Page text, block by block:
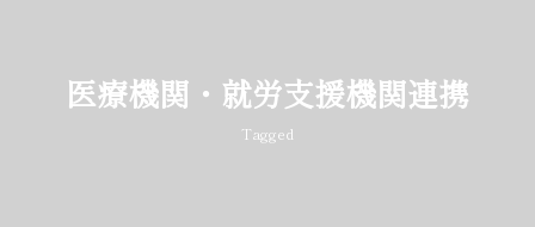
医療機関・就労支援機関連携
Tagged